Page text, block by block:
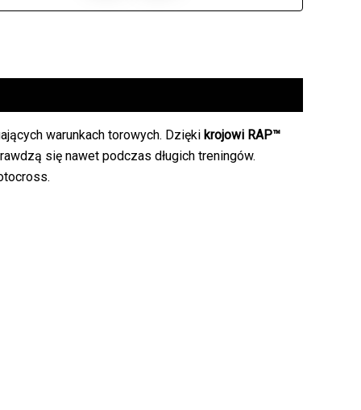
warunkach torowych. Dzięki krojowi RAP™
się nawet podczas długich treningów.